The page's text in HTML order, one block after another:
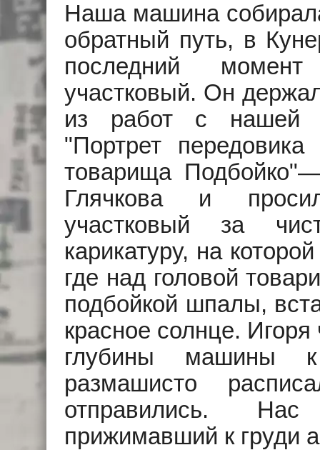
Наша машина
обратный путь, в
последний момент
участковый. Он
из работ с нашей
"Портрет передовика
товарища
Глячкова и
участковый за
карикатуру, на
где над головой
подбойкой шпалы,
красное солнце.
глубины машины
размашисто
отправились.
прижимавший к груди